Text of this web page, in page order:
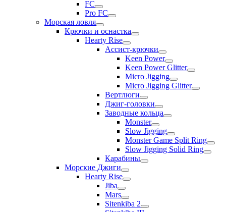
FC
Pro FC
Морская ловля
Крючки и оснастка
Hearty Rise
Ассист-крючки
Keen Power
Keen Power Glitter
Micro Jigging
Micro Jigging Glitter
Вертлюги
Джиг-головки
Заводные кольца
Monster
Slow Jigging
Monster Game Split Ring
Slow Jigging Solid Ring
Карабины
Морские Джиги
Hearty Rise
Jiba
Mars
Sitenkiba 2